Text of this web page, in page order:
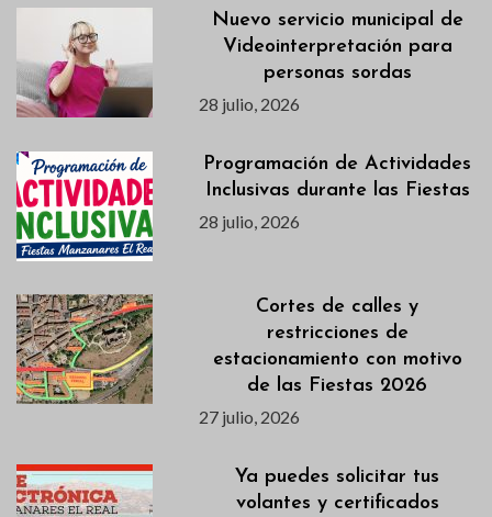
Nuevo servicio municipal de
Videointerpretación para
personas sordas
28 julio, 2026
Programación de Actividades
Inclusivas durante las Fiestas
28 julio, 2026
Cortes de calles y
restricciones de
estacionamiento con motivo
de las Fiestas 2026
27 julio, 2026
Ya puedes solicitar tus
volantes y certificados